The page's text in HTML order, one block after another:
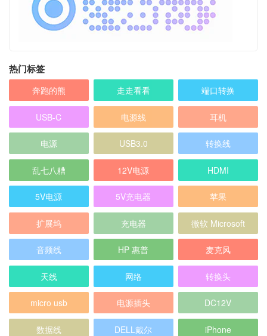
热门标签
奔跑的熊 走走看看 端口转换
USB-C 电源线 耳机
电源 USB3.0 转换线
乱七八糟 12V电源 HDMI
5V电源 5V充电器 苹果
扩展坞 充电器 微软 Microsoft
音频线 HP 惠普 麦克风
天线 网络 转换头
micro usb 电源插头 DC12V
数据线 DELL戴尔 iPhone